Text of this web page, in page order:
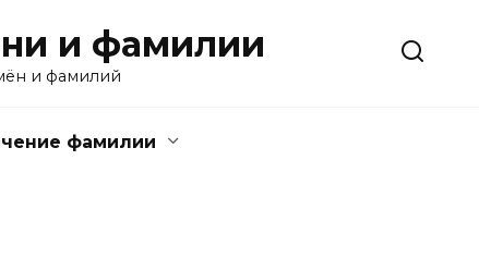
и фамилии
и фамилий
фамилии